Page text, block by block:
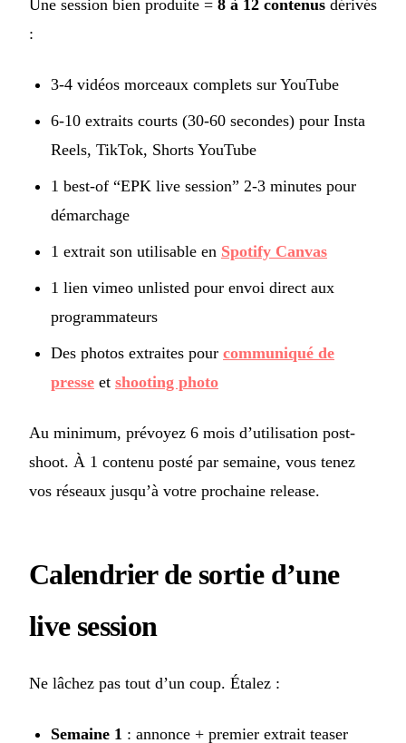
Une session bien produite = 8 à 12 contenus dérivés
:
3-4 vidéos morceaux complets sur YouTube
6-10 extraits courts (30-60 secondes) pour Insta
Reels, TikTok, Shorts YouTube
1 best-of “EPK live session” 2-3 minutes pour
démarchage
1 extrait son utilisable en Spotify Canvas
1 lien vimeo unlisted pour envoi direct aux
programmateurs
Des photos extraites pour communiqué de
presse et shooting photo
Au minimum, prévoyez 6 mois d’utilisation post-
shoot. À 1 contenu posté par semaine, vous tenez
vos réseaux jusqu’à votre prochaine release.
Calendrier de sortie d’une
live session
Ne lâchez pas tout d’un coup. Étalez :
Semaine 1 : annonce + premier extrait teaser